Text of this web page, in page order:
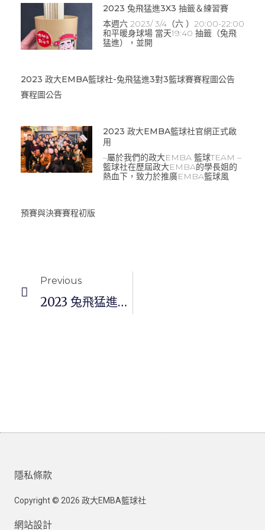
2023 兔飛猛進3X3 抽籤＆練習賽
本週六 2023/ 3/4（六 ）20:00-22:00
和平暖身球場 當天19:40 抽籤（兔飛
猛進），並開
2023 政大EMBA籃球社-兔飛猛進3對3籃球賽賽程圖公告
賽程圖公告
2023 政大EMBA籃球社官網正式啟
用
–屬於我們的政大EMBA 籃球TEAM –
籃球社在歷屆政大EMBA的學長姐的
熱血下，致力於推廣EMBA籃球風
預賽與決賽賽程初版
Previous
2023 兔飛猛進3X3 抽籤＆練習賽
隱私條款
Copyright © 2026 政大EMBA籃球社
網站設計